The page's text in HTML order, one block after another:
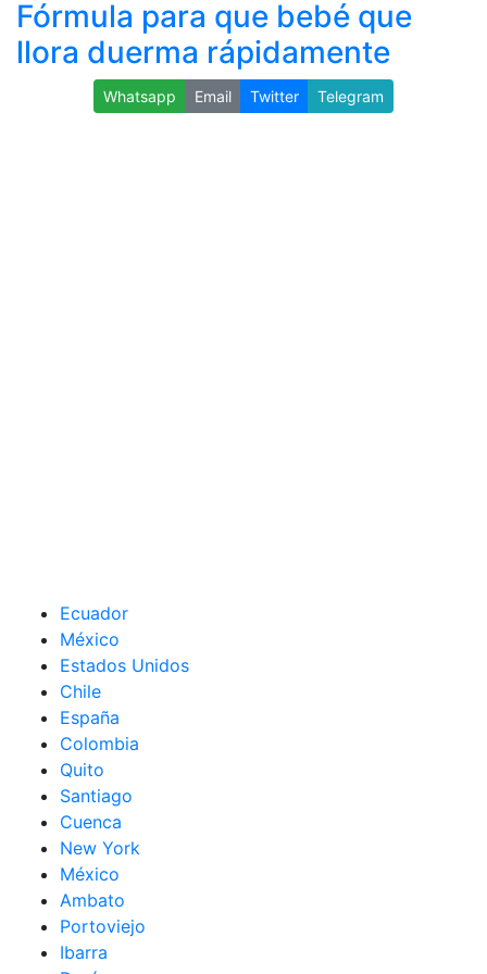
Fórmula para que bebé que
llora duerma rápidamente
Whatsapp Email Twitter Telegram
Ecuador
México
Estados Unidos
Chile
España
Colombia
Quito
Santiago
Cuenca
New York
México
Ambato
Portoviejo
Ibarra